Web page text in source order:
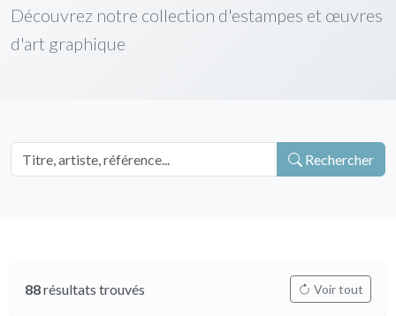
Découvrez notre collection d'estampes et œuvres
d'art graphique
Rechercher
88résultats trouvés Voir tout